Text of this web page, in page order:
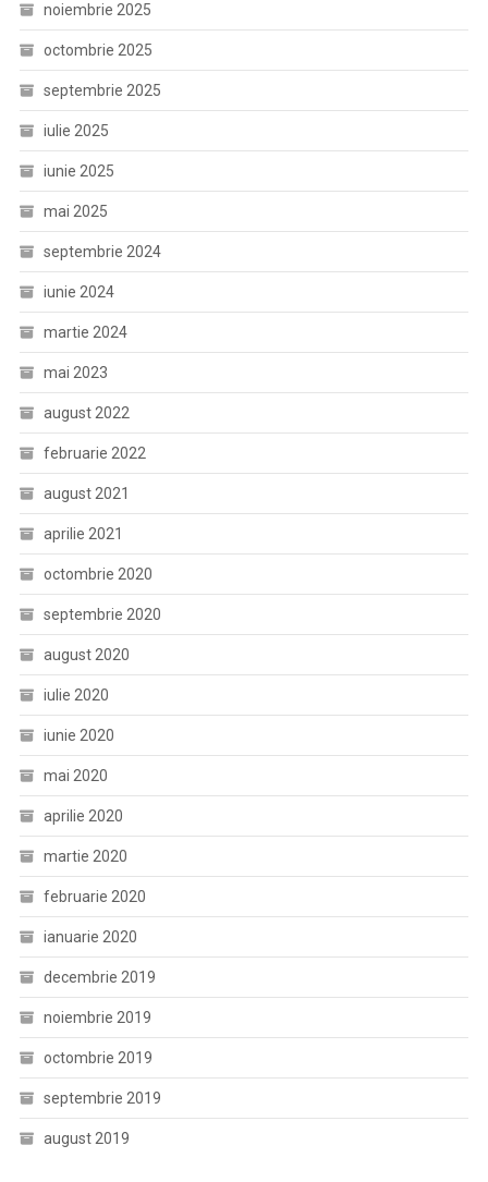
noiembrie 2025
octombrie 2025
septembrie 2025
iulie 2025
iunie 2025
mai 2025
septembrie 2024
iunie 2024
martie 2024
mai 2023
august 2022
februarie 2022
august 2021
aprilie 2021
octombrie 2020
septembrie 2020
august 2020
iulie 2020
iunie 2020
mai 2020
aprilie 2020
martie 2020
februarie 2020
ianuarie 2020
decembrie 2019
noiembrie 2019
octombrie 2019
septembrie 2019
august 2019